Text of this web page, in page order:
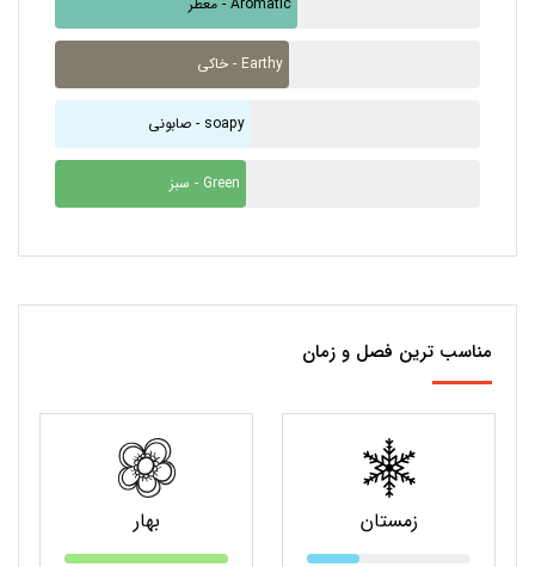
خاکی - Earthy
صابونی - soapy
سبز - Green
مناسب ترین فصل و زمان
زمستان بهار